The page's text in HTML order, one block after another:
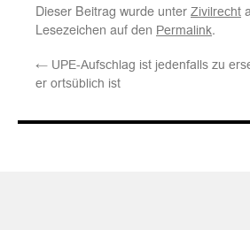
Dieser Beitrag wurde unter Zivilrecht
Lesezeichen auf den Permalink.
← UPE-Aufschlag ist jedenfalls zu
er ortsüblich ist